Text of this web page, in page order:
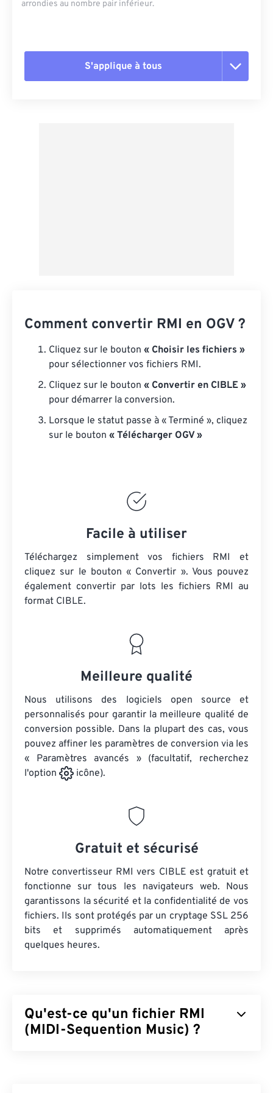
arrondies au nombre pair inférieur.
S'applique à tous
Comment convertir RMI en OGV ?
Cliquez sur le bouton « Choisir les fichiers »
pour sélectionner vos fichiers RMI.
Cliquez sur le bouton « Convertir en CIBLE »
pour démarrer la conversion.
Lorsque le statut passe à « Terminé », cliquez
sur le bouton « Télécharger OGV »
Facile à utiliser
Téléchargez simplement vos fichiers RMI et
cliquez sur le bouton « Convertir ». Vous pouvez
également convertir par lots les fichiers RMI au
format CIBLE.
Meilleure qualité
Nous utilisons des logiciels open source et
personnalisés pour garantir la meilleure qualité de
conversion possible. Dans la plupart des cas, vous
pouvez affiner les paramètres de conversion via les
« Paramètres avancés » (facultatif, recherchez
l'option
icône).
Gratuit et sécurisé
Notre convertisseur RMI vers CIBLE est gratuit et
fonctionne sur tous les navigateurs web. Nous
garantissons la sécurité et la confidentialité de vos
fichiers. Ils sont protégés par un cryptage SSL 256
bits et supprimés automatiquement après
quelques heures.
Qu'est-ce qu'un fichier RMI
(MIDI-Sequention Music) ?